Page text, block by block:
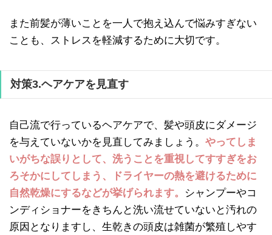
また前髪が薄いことを一人で抱え込んで悩みすぎない
ことも、ストレスを軽減するために大切です。
対策3.ヘアケアを見直す
自己流で行っているヘアケアで、髪や頭皮にダメージ
を与えていないかを見直してみましょう。 やってしま
いがちな誤りとして、洗うことを重視してすすぎをお
ろそかにしてしまう、ドライヤーの熱を避けるために
自然乾燥にするなどが挙げられます。
シャンプーやコ
ンディショナーをきちんと洗い流せていないと汚れの
原因となりますし、生乾きの頭皮は雑菌が繁殖しやす